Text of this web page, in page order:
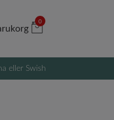
0
eller Swish